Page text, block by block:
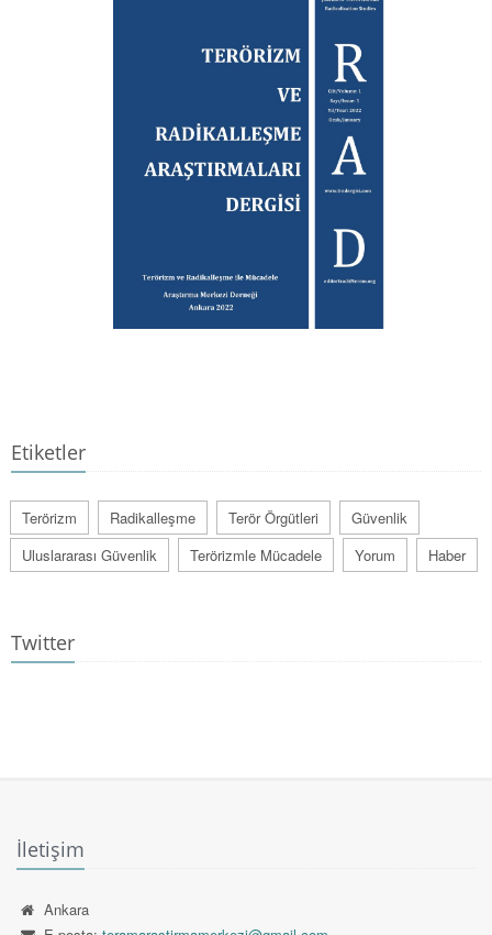
Etiketler
Terörizm Radikalleşme Terör Örgütleri
Güvenlik
Uluslararası Güvenlik
Terörizmle Mücadele Yorum Haber
Twitter
İletişim
Ankara